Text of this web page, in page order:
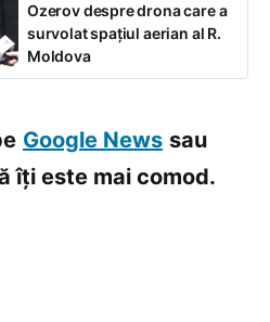
Ozerov despre drona care a
survolat spațiul aerian al R.
Moldova
Google News sau
îți este mai comod.